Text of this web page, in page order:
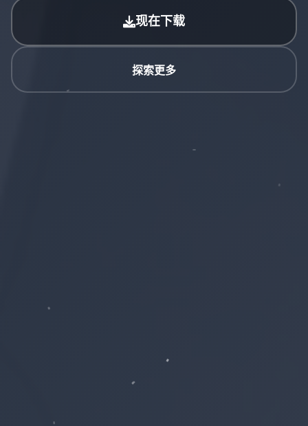
现在下载
探索更多